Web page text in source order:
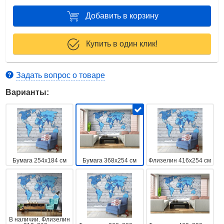
Добавить в корзину
Купить в один клик!
Задать вопрос о товаре
Варианты:
Бумага 254x184 см Бумага 368x254 см Флизелин 416x254 см
В наличии. Флизелин